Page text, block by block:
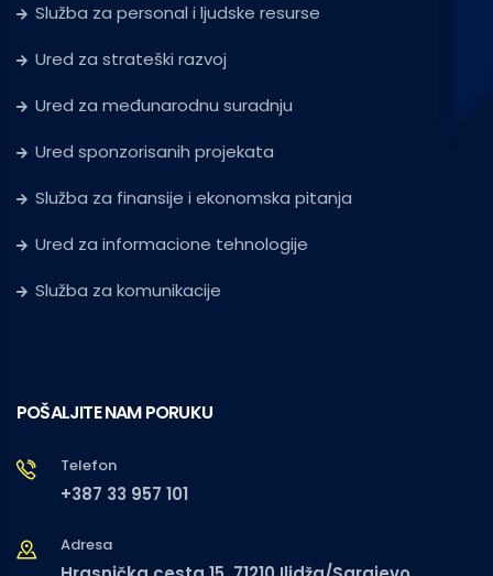
Služba za personal i ljudske resurse
Ured za strateški razvoj
Ured za međunarodnu suradnju
Ured sponzorisanih projekata
Služba za finansije i ekonomska pitanja
Ured za informacione tehnologije
Služba za komunikacije
POŠALJITE NAM PORUKU
Telefon
+387 33 957 101
Adresa